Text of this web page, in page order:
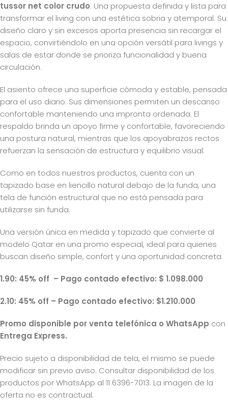
tussor net color crudo. Una propuesta definida y lista para
transformar el living con una estética sobria y atemporal. Su
diseño claro y sin excesos aporta presencia sin recargar el
espacio, convirtiéndolo en una opción versátil para livings y
salas de estar donde se prioriza funcionalidad y buena
circulación.
El asiento ofrece una superficie cómoda y estable, pensada
para el uso diario. Sus dimensiones permiten un descanso
confortable manteniendo una impronta ordenada. El
respaldo brinda un apoyo firme y confortable, favoreciendo
una postura natural, mientras que los apoyabrazos rectos
refuerzan la sensación de estructura y equilibrio visual.
Como en todos nuestros productos, cuenta con un
tapizado base en liencillo natural debajo de la funda, una
tela de función estructural que no está pensada para
utilizarse sin funda.
Una versión única en medida y tapizado que convierte al
modelo Qatar en una promo especial, ideal para quienes
buscan diseño simple, confort y una oportunidad concreta.
1.90: 45% off – Pago contado efectivo: $ 1.098.000
2.10: 45% off – Pago contado efectivo: $1.210.000
Promo disponible por venta telefónica o WhatsApp con
Entrega Express.
Precio sujeto a disponibilidad de tela, el mismo se puede
modificar sin previo aviso. Consultar disponibilidad de los
productos por WhatsApp al 11 6396-7013. La imagen de la
oferta no es contractual.